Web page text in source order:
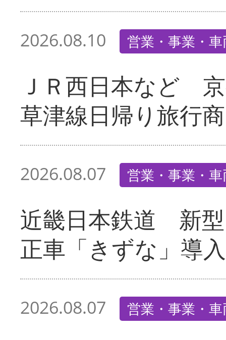
2026.08.10 営業・事業・
ＪＲ西日本など
草津線日帰り旅行
2026.08.07 営業・事業・
近畿日本鉄道 新
正車「きずな」導入
2026.08.07 営業・事業・